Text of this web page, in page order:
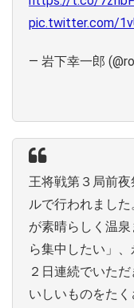
pic.twitter.com/
— 岩下幸一郎
王将戦第３局前
ルで行われまし
が素晴らしく温
ら集中したい」
２日連続でいた
いしいものをた